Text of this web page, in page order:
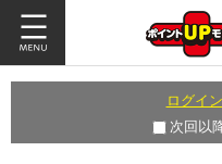
ログイ
次回以